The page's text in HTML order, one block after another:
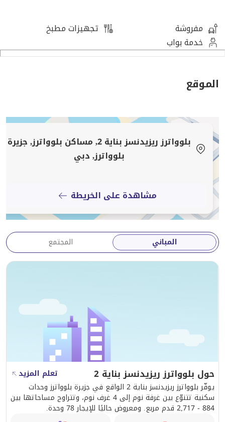
• 3 غرف نوم
• 3 حمامات
• كهرباء ومياه دائرة مياه وكهرباء دبي (DEWA) والتبريد
• إطلالات كاملة على عين دبي والمارينا
• مطبخ مفتوح مجهز بالكامل مع غسالة أطباق
• شرفة فسيحة مع أرضيات خشبية أنيقة
• تقع في مجتمع نابض بالحياة وحصري
• الوصول إلى حمام سباحة
• استخدام غير محدود لصالة رياضية حديثة
• القرب المناسب من شارع جميرا بيتش ريزيدنس (JBR) ودبي
مارينا
• صيانة عالية الجودة
• أمن على مدار الساعة طوال أيام الأسبوع
• بالقرب من السوبر ماركت
• منطقة لعب للأطفال
تشتهر جزيرة بلووترز بخياراتها المتنوعة لتناول الطعام
والتسوق والترفيه.
مفروشة
تجهيزات مطبخ
خدمة بواب
الموقع
بلوواترز ريزيدنسز بناية 2, مساكن بلوواترز, جزيرة
بلوواترز, دبي
مشاهدة على الخريطة
المباني المجتمع
حول بلوواترز ريزيدنسز بناية 2
تعلم المزيد
يوفّر بلوواترز ريزيدنسز بناية 2 الواقع في جزيرة بلوواترز وحدات
سكنية تتنوّع بين غرفة نوم إلى 4 غرف نوم، وتتراوح مساحاتها بين
884 - 2,717 قدم مربع. ومعروض حاليًا للإيجار 78 وحدة.